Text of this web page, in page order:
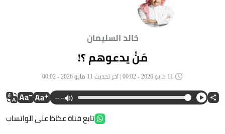
خالد السليمان
مَنْ يدعوهم ؟!
--:--
تابع قناة عكاظ على الواتساب